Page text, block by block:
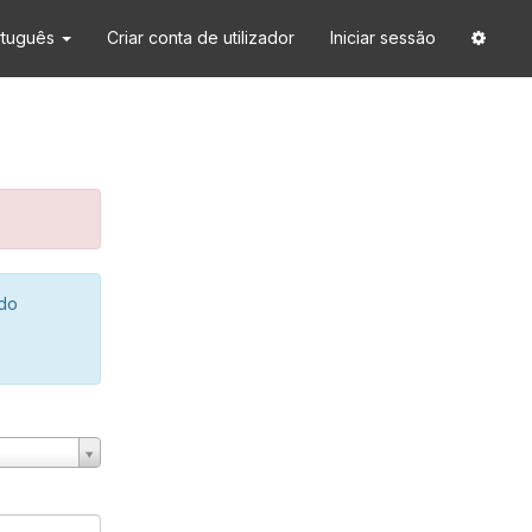
Criar conta de utilizador Iniciar sessão